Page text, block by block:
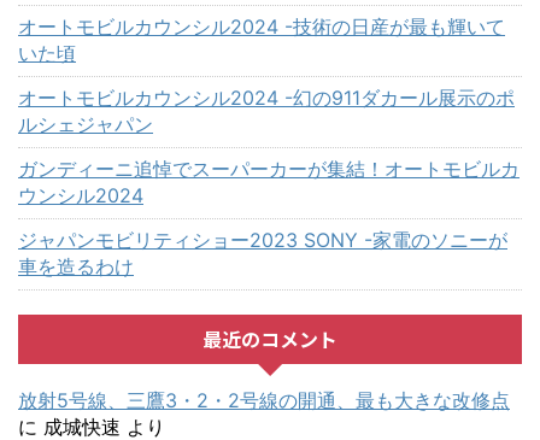
オートモビルカウンシル2024 -技術の日産が最も輝いて
いた頃
オートモビルカウンシル2024 -幻の911ダカール展示のポ
ルシェジャパン
ガンディーニ追悼でスーパーカーが集結！オートモビルカ
ウンシル2024
ジャパンモビリティショー2023 SONY -家電のソニーが
車を造るわけ
最近のコメント
放射5号線、三鷹3・2・2号線の開通、最も大きな改修点
に 成城快速 より